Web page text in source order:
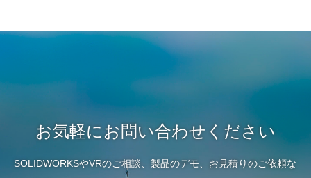
お気軽にお問い合わせください
SOLIDWORKSやVRのご相談、製品のデモ、お見積りのご依頼な